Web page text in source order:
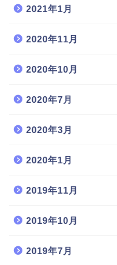
2021年1月
2020年11月
2020年10月
2020年7月
2020年3月
2020年1月
2019年11月
2019年10月
2019年7月